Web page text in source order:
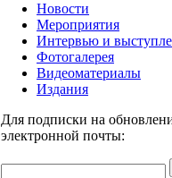
Новости
Мероприятия
Интервью и
Фотогалерея
Видеоматериалы
Издания
Для подписки на
электронной почты: